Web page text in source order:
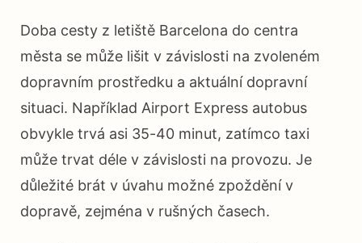
Doba cesty z letiště Barcelona do centra
města se může lišit v závislosti na zvoleném
dopravním prostředku a aktuální dopravní
situaci. Například Airport Express autobus
obvykle trvá asi 35-40 minut, zatímco taxi
může trvat déle v závislosti na provozu. Je
důležité brát v úvahu možné zpoždění v
dopravě, zejména v rušných časech.